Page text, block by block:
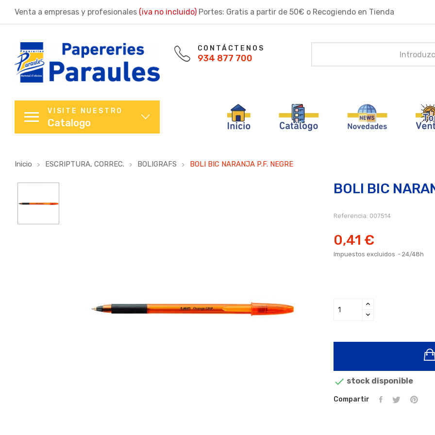
Venta a empresas y profesionales (iva no incluido) Portes: Gratis a partir de 50€ o Recogiendo en Tienda
CONTÁCTENOS
934 877 700
VISITE NUESTRO
Catalogo
Inicio ESCRIPTURA, CORREC. BOLIGRAFS BOLI BIC NARANJA P.F. NEGRE
BOLI BIC
Referencia: 007514
0,41 €
Impuestos excluidos 24/48h
 stock disponible
Compartir